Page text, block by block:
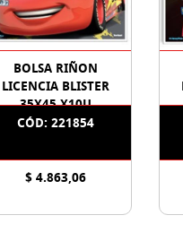
BOLSA RIÑON
LICENCIA BLISTER
35X45 X10U
CÓD: 221854
$ 4.863,06